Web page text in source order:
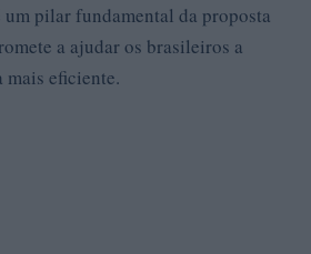
pilar fundamental da proposta
a ajudar os brasileiros a
mais eficiente.